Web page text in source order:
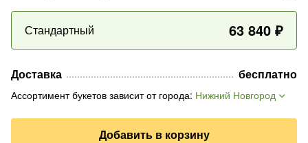
Стандартный 63 840 ₽
Доставка бесплатно
Ассортимент букетов зависит от города: Нижний Новгород
Добавить в корзину